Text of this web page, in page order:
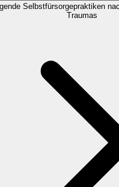
Selbstfürsorgepraktiken
Traumas